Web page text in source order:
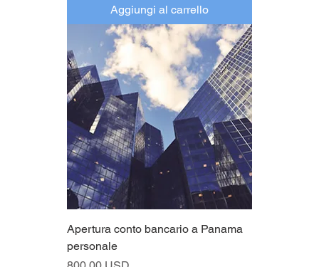
Aggiungi al carrello
Apertura conto bancario a Panama
personale